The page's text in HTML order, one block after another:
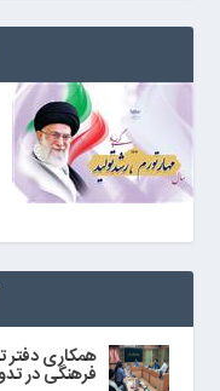
همکاری دفتر
فرهنگی در